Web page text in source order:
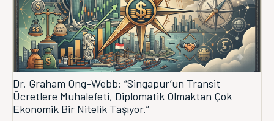
Dr. Graham Ong-Webb: “Singapur’un Transit
Ücretlere Muhalefeti, Diplomatik Olmaktan Çok
Ekonomik Bir Nitelik Taşıyor.”